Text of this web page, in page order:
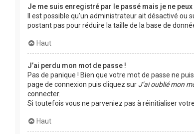
Je me suis enregistré par le passé mais je ne
Il est possible qu’un administrateur ait désactivé
postant pas pour réduire la taille de la base de
Haut
J’ai perdu mon mot de passe !
Pas de panique ! Bien que votre mot de passe ne
page de connexion puis cliquez sur J’ai oublié mon
connecter.
Si toutefois vous ne parveniez pas à réinitialiser
Haut